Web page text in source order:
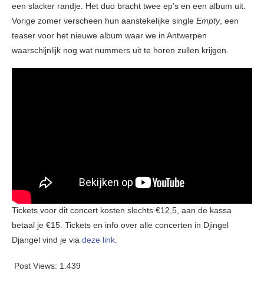
een slacker randje. Het duo bracht twee ep’s en een album uit.
Vorige zomer verscheen hun aanstekelijke single Empty, een
teaser voor het nieuwe album waar we in Antwerpen
waarschijnlijk nog wat nummers uit te horen zullen krijgen.
Tickets voor dit concert kosten slechts €12,5, aan de kassa
betaal je €15. Tickets en info over alle concerten in Djingel
Djangel vind je via deze link.
Post Views: 1.439